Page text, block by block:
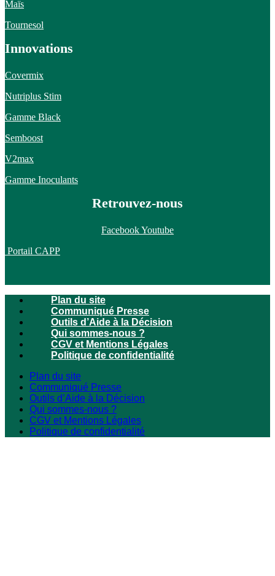
Maïs
Tournesol
Innovations
Covermix
Nutriplus Stim
Gamme Black
Semboost
V2max
Gamme Inoculants
Retrouvez-nous
FacebookYoutube
Portail CAPP
Plan du site
Communiqué Presse
Outils d’Aide à la Décision
Qui sommes-nous ?
CGV et Mentions Légales
Politique de confidentialité
Plan du site
Communiqué Presse
Outils d’Aide à la Décision
Qui sommes-nous ?
CGV et Mentions Légales
Politique de confidentialité